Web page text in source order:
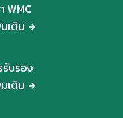
WMC
เติม
รับรอง
เติม